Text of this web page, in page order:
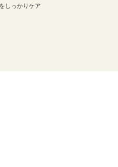
しっかりケア